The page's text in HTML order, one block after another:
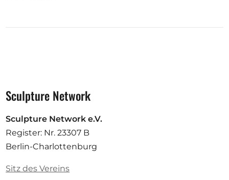
Sculpture Network
Sculpture Network e.V.
Register: Nr. 23307 B
Berlin-Charlottenburg
Sitz des Vereins